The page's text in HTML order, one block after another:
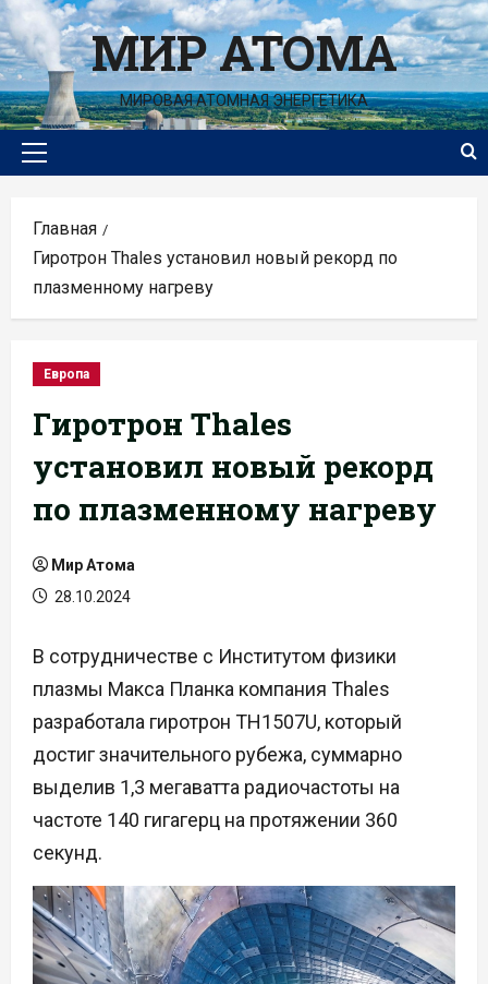
Перейти
к
содержимомуМИР АТОМА
МИРОВАЯ АТОМНАЯ ЭНЕРГЕТИКА
Основное
Главная
Гиротрон Thales установил новый рекорд по
плазменному нагреву
Европа
Гиротрон Thales
установил новый рекорд
по плазменному нагреву
Мир Атома
28.10.2024
В сотрудничестве с Институтом физики
плазмы Макса Планка компания Thales
разработала гиротрон TH1507U, который
достиг значительного рубежа, суммарно
выделив 1,3 мегаватта радиочастоты на
частоте 140 гигагерц на протяжении 360
секунд.